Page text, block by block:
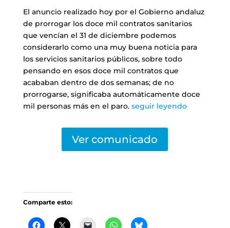
El anuncio realizado hoy por el Gobierno andaluz
de prorrogar los doce mil contratos sanitarios
que vencían el 31 de diciembre podemos
considerarlo como una muy buena noticia para
los servicios sanitarios públicos, sobre todo
pensando en esos doce mil contratos que
acababan dentro de dos semanas; de no
prorrogarse, significaba automáticamente doce
mil personas más en el paro. seguir leyendo
Ver comunicado
Comparte esto: